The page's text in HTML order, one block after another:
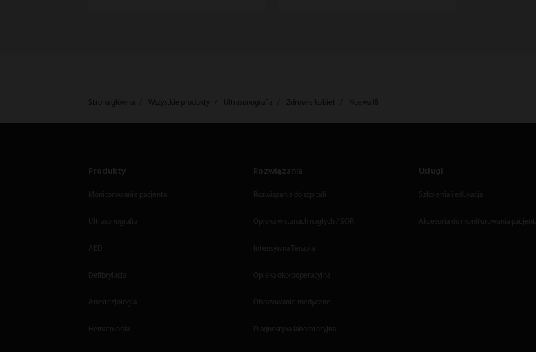
Strona główna Wszystkie produkty Ultrasonografia Zdrowie kobiet Nuewa I8
Produkty
Monitorowanie pacjenta
Ultrasonografia
AED
Defibrylacja
Anestezjologia
Hematologia
Rozwiązania
Rozwiązania do szpitali
Opieka w stanach nagłych / SOR
Intensywna Terapia
Opieka okołooperacyjna
Obrazowanie medyczne
Diagnostyka laboratoryjna
Usługi
Szkolenia i edukacja
Akcesoria do monitorowania pacjenta